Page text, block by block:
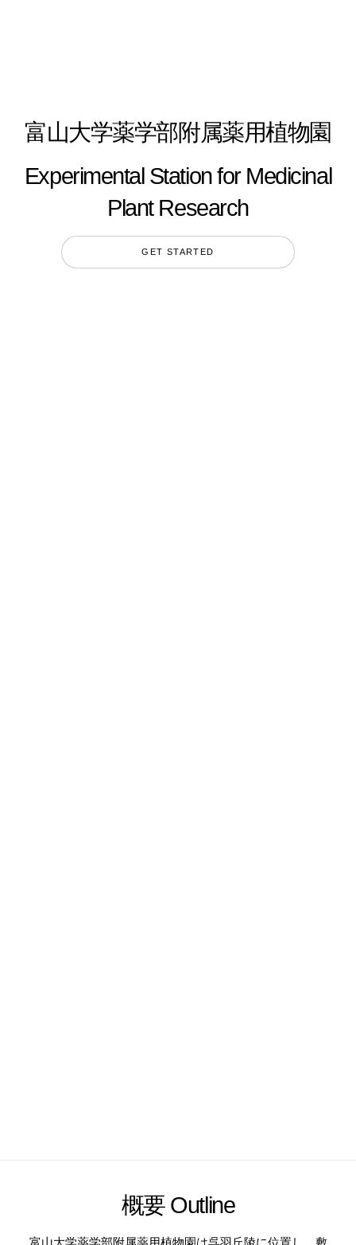
富山大学薬学部附属薬用植物園
Experimental Station for Medicinal
Plant Research
GET STARTED
概要 Outline
富山大学薬学部附属薬用植物園は呉羽丘陵に位置し，敷